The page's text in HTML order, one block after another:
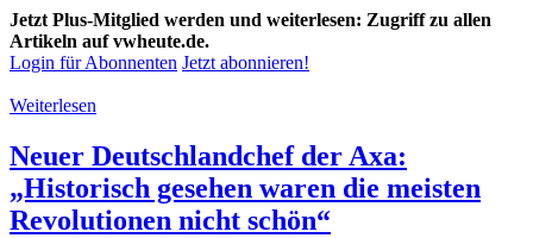
Jetzt Plus-Mitglied werden und weiterlesen: Zugriff zu allen
Artikeln auf vwheute.de.
Login für Abonnenten Jetzt abonnieren!
Weiterlesen
Neuer Deutschlandchef der Axa:
„Historisch gesehen waren die meisten
Revolutionen nicht schön“